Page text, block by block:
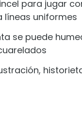
para jugar
líneas uniformes
se puede